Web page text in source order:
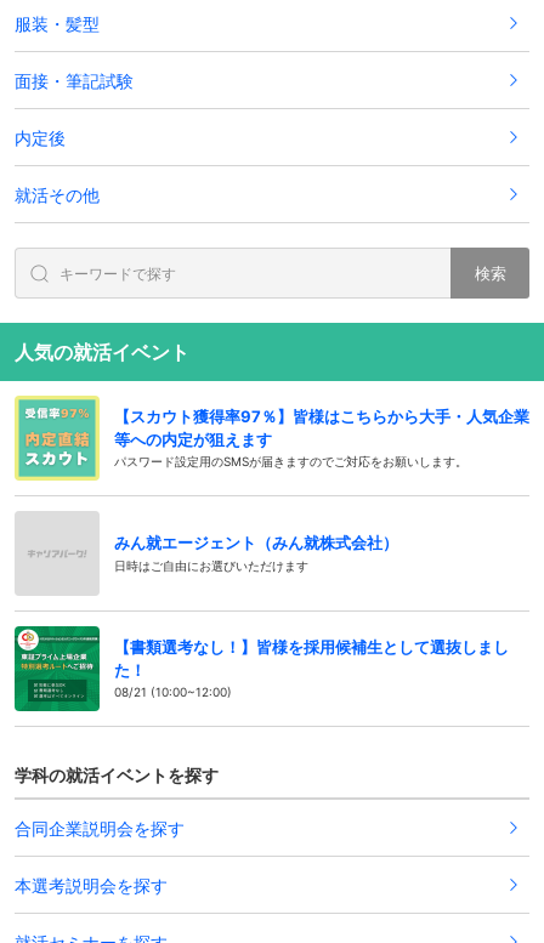
服装・髪型
面接・筆記試験
内定後
就活その他
検索
人気の就活イベント
【スカウト獲得率97％】皆様はこちらから大手・人気企業
等への内定が狙えます
パスワード設定用のSMSが届きますのでご対応をお願いします。
みん就エージェント（みん就株式会社）
日時はご自由にお選びいただけます
【書類選考なし！】皆様を採用候補生として選抜しまし
た！
08/21 (10:00~12:00)
学科の就活イベントを探す
合同企業説明会を探す
本選考説明会を探す